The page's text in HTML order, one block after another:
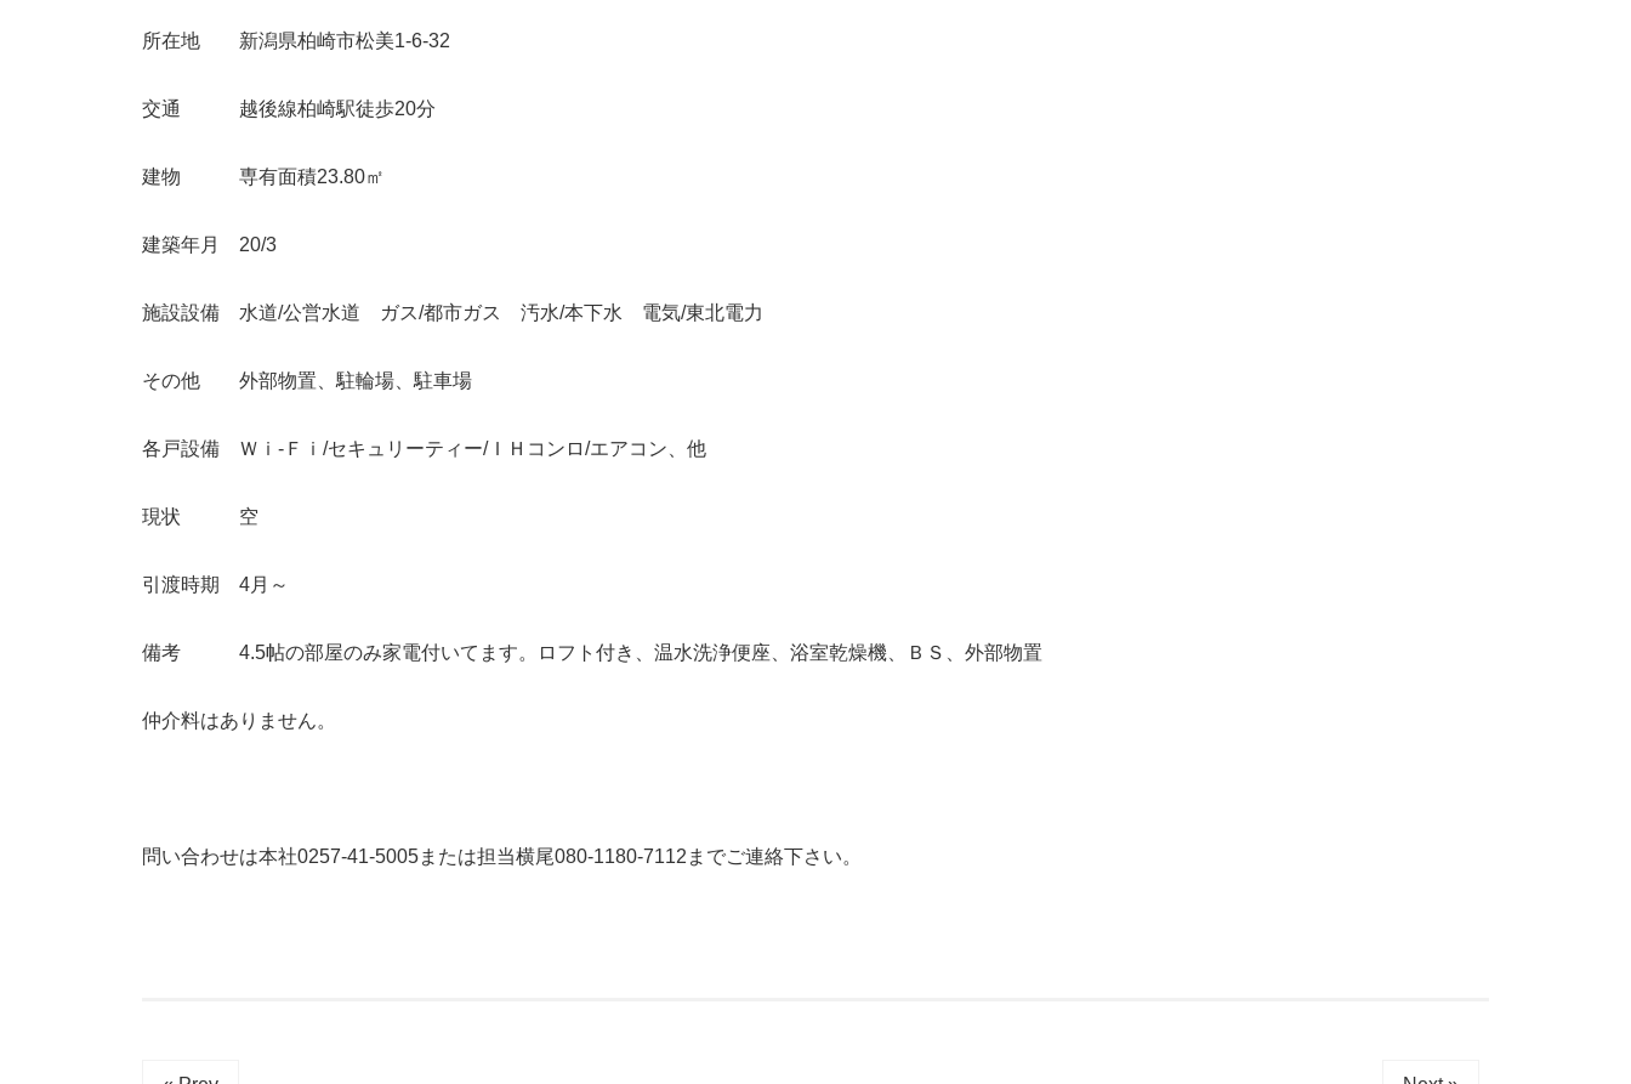
所在地 新潟県柏崎市松美1-6-32
交通 越後線柏崎駅徒歩20分
建物 専有面積23.80㎡
建築年月 20/3
施設設備 水道/公営水道 ガス/都市ガス 汚水/本下水 電気/東北電力
その他 外部物置、駐輪場、駐車場
各戸設備 Ｗｉ-Ｆｉ/セキュリーティー/ＩＨコンロ/エアコン、他
現状 空
引渡時期 4月～
備考 4.5帖の部屋のみ家電付いてます。ロフト付き、温水洗浄便座、浴室乾燥機、ＢＳ、外部物置
仲介料はありません。
問い合わせは本社0257-41-5005または担当横尾080-1180-7112までご連絡下さい。